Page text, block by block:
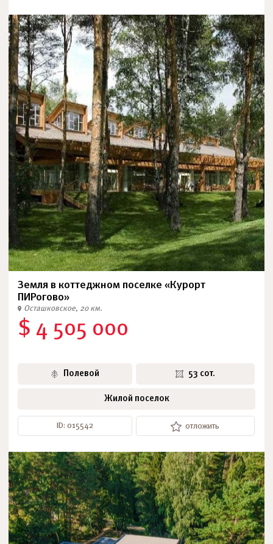
Земля в коттеджном поселке «Курорт
ПИРогово»
Осташковское, 20 км.
$ 4 505 000
Полевой 53 сот.
Жилой поселок
ID: 015542 отложить